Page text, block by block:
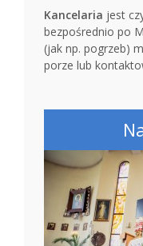
Kancelaria jest
bezpośrednio po
(jak np. pogrzeb)
porze lub